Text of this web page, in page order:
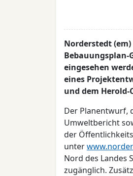
Norderstedt
Bebauungsplan-
eingesehen
eines
und dem Herold-
Der Planentwurf,
Umweltbericht
der
unter
Nord des Landes
zugänglich.